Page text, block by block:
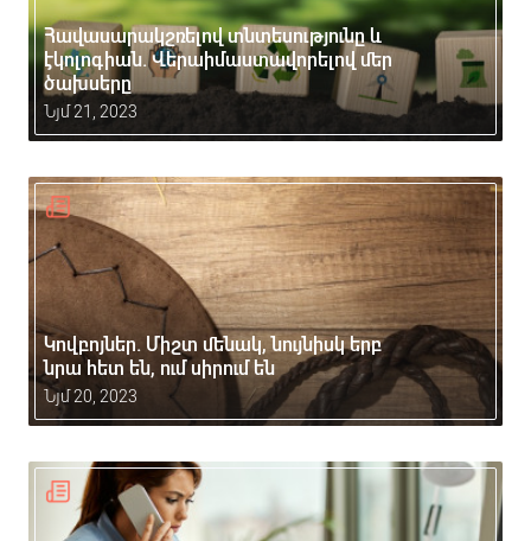
Հավասարակշռելով տնտեսությունը և
էկոլոգիան. Վերաիմաստավորելով մեր
ծախսերը
Նյմ 21, 2023
Կովբոյներ. Միշտ մենակ, նույնիսկ երբ
նրա հետ են, ում սիրում են
Նյմ 20, 2023